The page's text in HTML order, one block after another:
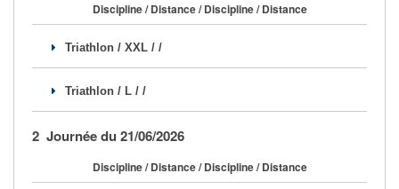
Se former
FAQ
Discipline / Distance / Discipline / Distance
Triathlon / XXL / /
Triathlon / L / /
2 Journée du 21/06/2026
Discipline / Distance / Discipline / Distance